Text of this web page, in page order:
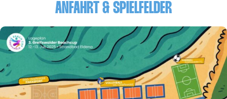
ANFAHRT & SPIELFELDER